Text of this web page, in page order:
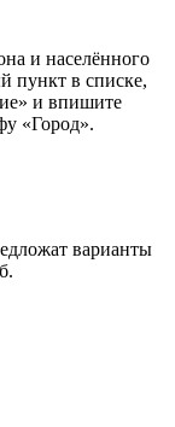
и населённого
пункт в списке,
и впишите
«Город».
варианты